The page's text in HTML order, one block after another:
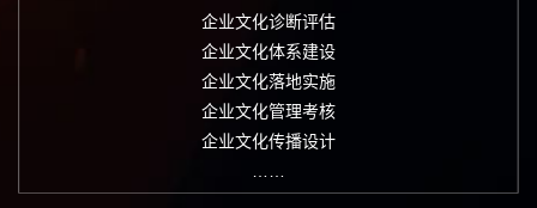
企业文化诊断评估
企业文化体系建设
企业文化落地实施
企业文化管理考核
企业文化传播设计